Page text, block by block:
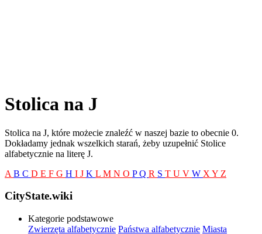
Stolica na J
Stolica na J, które możecie znaleźć w naszej bazie to obecnie 0.
Dokładamy jednak wszelkich starań, żeby uzupełnić Stolice
alfabetycznie na literę J.
A B C D E F G H I J K L M N O PQ R S T U V W X Y Z
CityState.wiki
Kategorie podstawowe
Zwierzęta alfabetycznie Państwa alfabetycznie Miasta